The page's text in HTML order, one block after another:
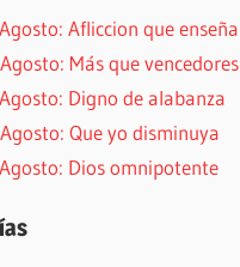
Afliccion que enseña
Más que vencedores
Digno de alabanza
Que yo disminuya
Dios omnipotente